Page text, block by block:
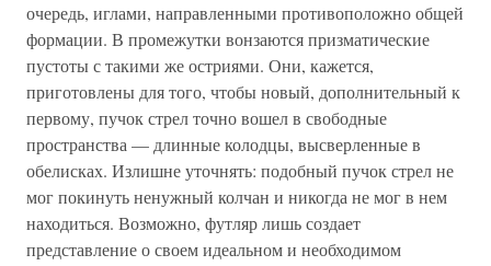
очередь, иглами, направленными противоположно общей
формации. В промежутки вонзаются призматические
пустоты с такими же остриями. Они, кажется,
приготовлены для того, чтобы новый, дополнительный к
первому, пучок стрел точно вошел в свободные
пространства — длинные колодцы, высверленные в
обелисках. Излишне уточнять: подобный пучок стрел не
мог покинуть ненужный колчан и никогда не мог в нем
находиться. Возможно, футляр лишь создает
представление о своем идеальном и необходимом